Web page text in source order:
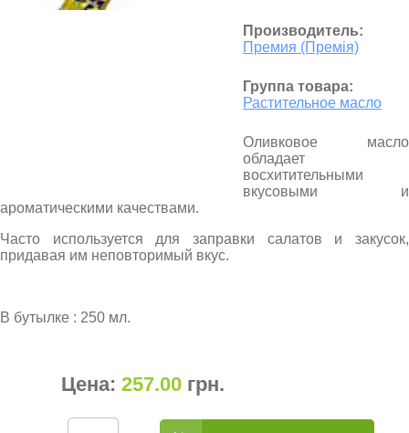
Производитель:
Премия (Премія)
Группа товара:
Растительное масло
Оливковое масло
обладает
восхитительными
вкусовыми и
ароматическими качествами.
Часто используется для заправки салатов и закусок,
придавая им неповторимый вкус.
В бутылке : 250 мл.
Цена: 257.00 грн.